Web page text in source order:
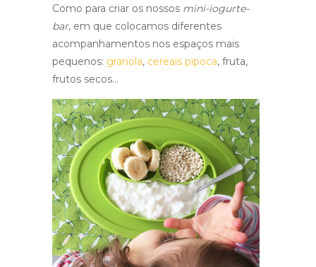
Como para criar os nossos mini-iogurte-
bar, em que colocamos diferentes
acompanhamentos nos espaços mais
pequenos: granola, cereais pipoca, fruta,
frutos secos…